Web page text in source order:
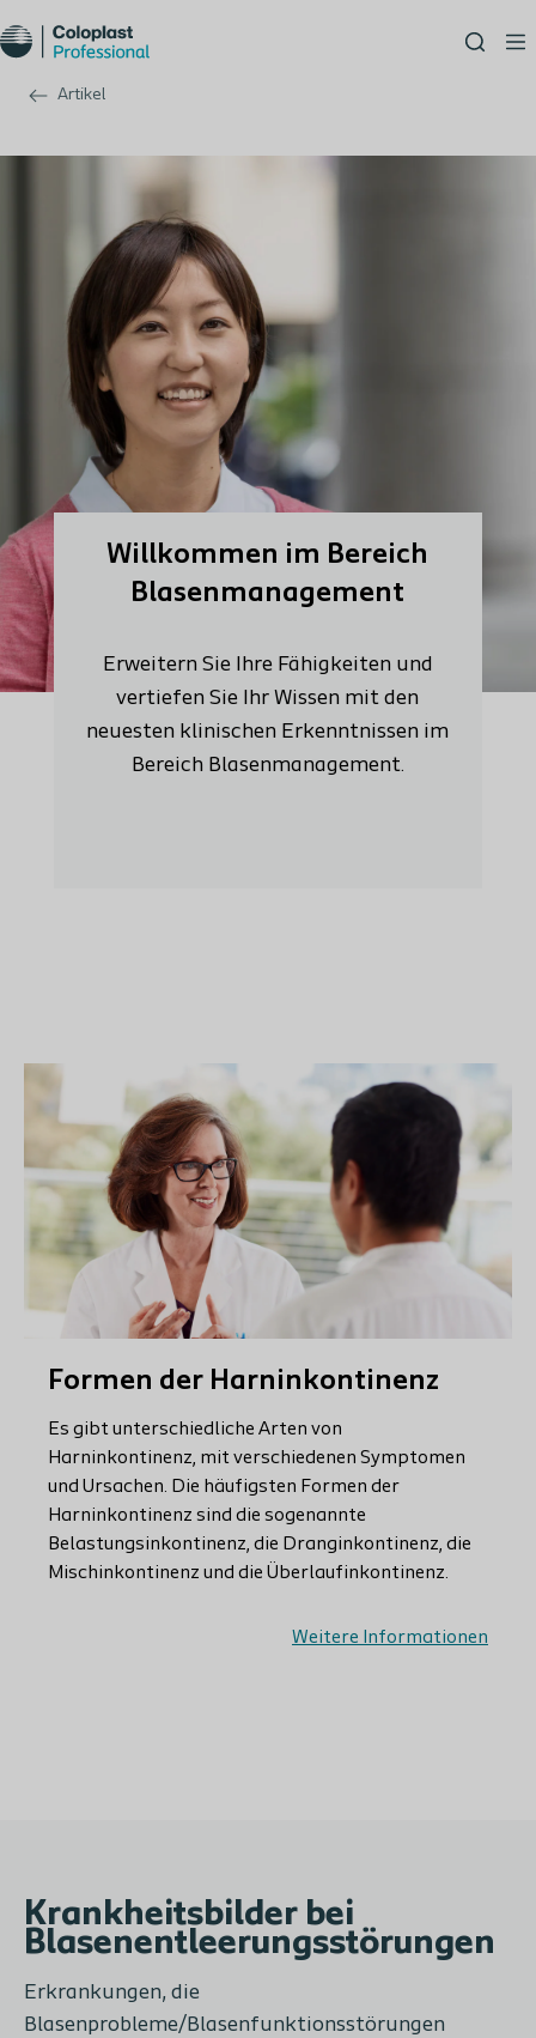
Artikel
Willkommen im Bereich
Blasenmanagement
Erweitern Sie Ihre Fähigkeiten und
vertiefen Sie Ihr Wissen mit den
neuesten klinischen Erkenntnissen im
Bereich Blasenmanagement.
Formen der Harninkontinenz
Es gibt unterschiedliche Arten von
Harninkontinenz, mit verschiedenen Symptomen
und Ursachen. Die häufigsten Formen der
Harninkontinenz sind die sogenannte
Belastungsinkontinenz, die Dranginkontinenz, die
Mischinkontinenz und die Überlaufinkontinenz.
Weitere Informationen
Krankheitsbilder bei
Blasenentleerungsstörungen
Erkrankungen, die
Blasenprobleme/Blasenfunktionsstörungen